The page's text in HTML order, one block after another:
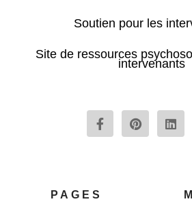
Soutien pour les
Site de ressources
intervenants
F
a
c
P
i
n
L
i
n
PAGES